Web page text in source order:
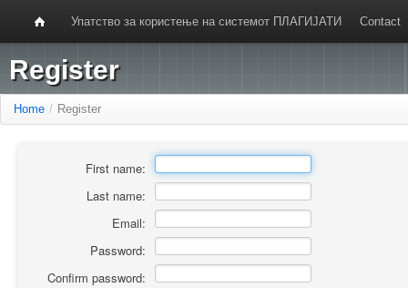
Упатство за користење на системот ПЛАГИЈАТИ Contact
Register
Home / Register
First name:
Last name:
Email:
Password:
Confirm password: